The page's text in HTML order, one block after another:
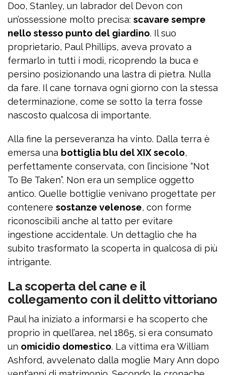
Doo, Stanley, un labrador del Devon con
un’ossessione molto precisa: scavare sempre
nello stesso punto del giardino. Il suo
proprietario, Paul Phillips, aveva provato a
fermarlo in tutti i modi, ricoprendo la buca e
persino posizionando una lastra di pietra. Nulla
da fare. Il cane tornava ogni giorno con la stessa
determinazione, come se sotto la terra fosse
nascosto qualcosa di importante.
Alla fine la perseveranza ha vinto. Dalla terra è
emersa una bottiglia blu del XIX secolo,
perfettamente conservata, con l’incisione “Not
To Be Taken”. Non era un semplice oggetto
antico. Quelle bottiglie venivano progettate per
contenere sostanze velenose, con forme
riconoscibili anche al tatto per evitare
ingestione accidentale. Un dettaglio che ha
subito trasformato la scoperta in qualcosa di più
intrigante.
La scoperta del cane e il
collegamento con il delitto vittoriano
Paul ha iniziato a informarsi e ha scoperto che
proprio in quell’area, nel 1865, si era consumato
un omicidio domestico. La vittima era William
Ashford, avvelenato dalla moglie Mary Ann dopo